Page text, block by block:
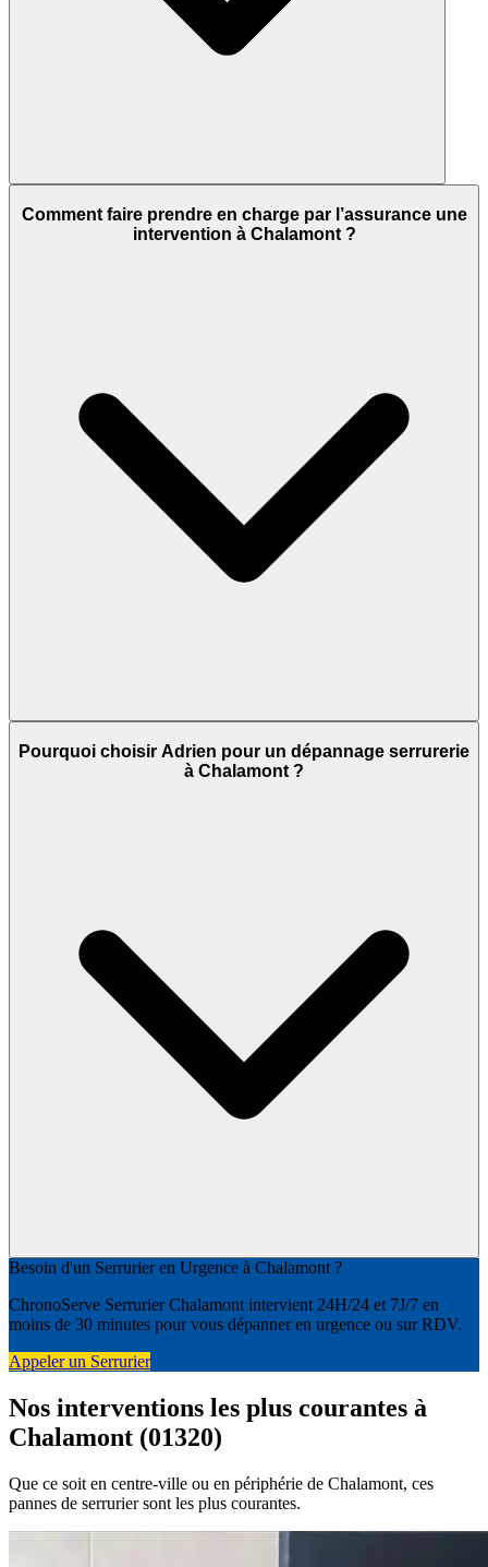
Comment faire prendre en charge par l’assurance une
intervention à Chalamont ?
Pourquoi choisir Adrien pour un dépannage serrurerie
à Chalamont ?
Besoin d'un Serrurier en Urgence à Chalamont ?
ChronoServe Serrurier Chalamont intervient 24H/24 et 7J/7 en
moins de 30 minutes pour vous dépanner en urgence ou sur RDV.
Appeler un Serrurier
Nos interventions les plus courantes à
Chalamont (01320)
Que ce soit en centre-ville ou en périphérie de Chalamont, ces
pannes de serrurier sont les plus courantes.